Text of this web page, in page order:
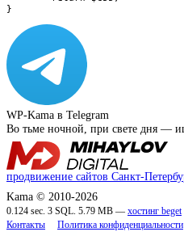
}
WP-Kama в Telegram
Во тьме ночной, при свете дня —
продвижение сайтов Санкт-
Kama © 2010-2026
0.124 sec. 3 SQL. 5.79 MB — хостинг beget
Контакты
Политика конфиденциальности